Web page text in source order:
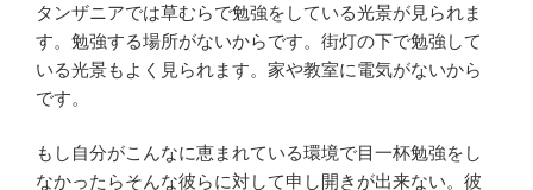
タンザニアでは草むらで勉強をしている光景が見られま
す。勉強する場所がないからです。街灯の下で勉強して
いる光景もよく見られます。家や教室に電気がないから
です。
もし自分がこんなに恵まれている環境で目一杯勉強をし
なかったらそんな彼らに対して申し開きが出来ない。彼